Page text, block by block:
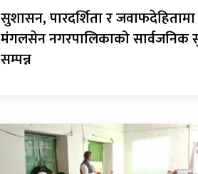
सुशासन, पारदर्शिता र
मंगलसेन नगरपालिकाको सार्वजनिक
सम्पन्न